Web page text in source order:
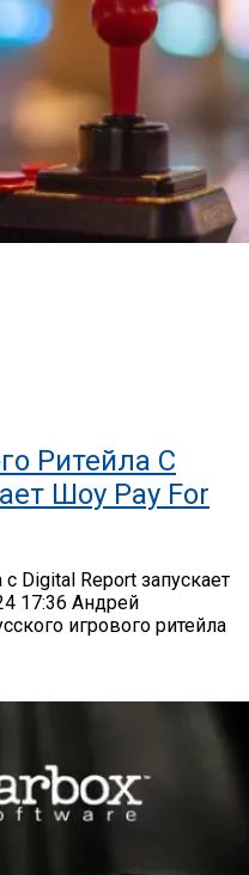
Ритейла C
Шоу Pay For
Digital Report запускает
17:36 Андрей
игрового ритейла